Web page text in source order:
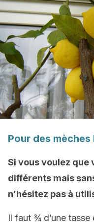
Pour des
Si vous voulez que
différents mais
n’hésitez pas à
Il faut ¾ d’une tasse